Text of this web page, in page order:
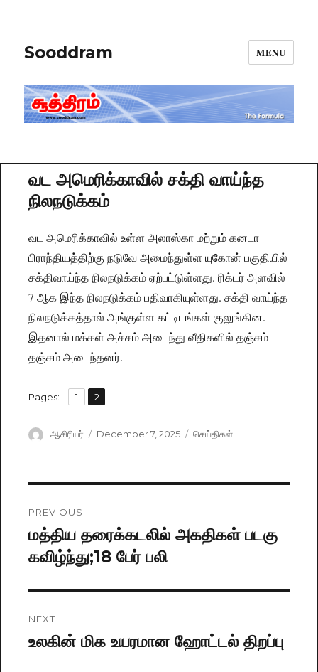
Sooddram MENU
வட அமெரிக்காவில் சக்தி வாய்ந்த
நிலநடுக்கம்
வட அமெரிக்காவில் உள்ள அலாஸ்கா மற்றும் கனடா
பிராந்தியத்திற்கு நடுவே அமைந்துள்ள யுகோன் பகுதியில்
சக்திவாய்ந்த நிலநடுக்கம் ஏற்பட்டுள்ளது. ரிக்டர் அளவில்
7 ஆக இந்த நிலநடுக்கம் பதிவாகியுள்ளது. சக்தி வாய்ந்த
நிலநடுக்கத்தால் அங்குள்ள கட்டிடங்கள் குலுங்கின.
இதனால் மக்கள் அச்சம் அடைந்து வீதிகளில் தஞ்சம்
தஞ்சம் அடைந்தனர்.
Pages: Page
1 ,
Page
2
Author
ஆசிரியர்
Posted
December 7, 2025 Categories
செய்திகள்
navigation
PREVIOUS
Previous
post:
மத்திய தரைக்கடலில் அகதிகள் படகு
கவிழ்ந்து;18 பேர் பலி
NEXT
Next
உலகின் மிக உயரமான ஹோட்டல் திறப்பு